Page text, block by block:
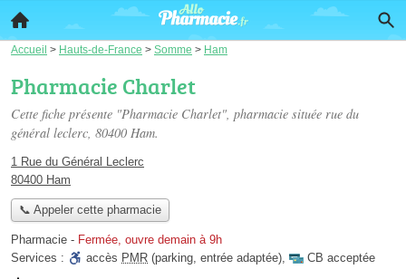
Accueil > Hauts-de-France > Somme > Ham
Pharmacie Charlet
Cette fiche présente "Pharmacie Charlet", pharmacie située rue du
général leclerc, 80400 Ham.
1 Rue du Général Leclerc
80400 Ham
📞 Appeler cette pharmacie
Pharmacie - Fermée, ouvre demain à 9h
Services :
accès PMR (parking, entrée adaptée), CB acceptée